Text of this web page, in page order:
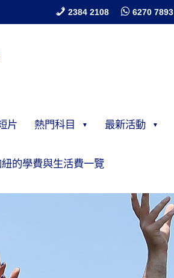
2384 2108 6270 7893
片 熱門科目 最新活動
的學費與生活費一覽